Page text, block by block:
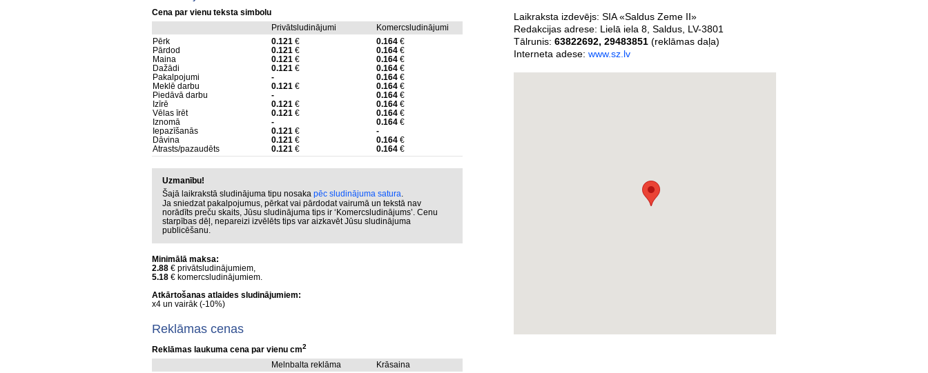
Cena par vienu teksta simbolu
Privātsludinājumi
Komercsludinājumi
Pērk
0.121 € 0.164 €
Pārdod
0.121 € 0.164 €
Maina
0.121 € 0.164 €
Dažādi
0.121 € 0.164 €
Pakalpojumi
- 0.164 €
Meklē darbu
0.121 € 0.164 €
Piedāvā darbu
- 0.164 €
Izīrē
0.121 € 0.164 €
Vēlas īrēt
0.121 € 0.164 €
Iznomā
- 0.164 €
Iepazīšanās
0.121 €
-
Dāvina
0.121 € 0.164 €
Atrasts/pazaudēts
0.121 € 0.164 €
Uzmanību!
Šajā laikrakstā sludinājuma tipu nosaka pēc sludinājuma satura.
Ja sniedzat pakalpojumus, pērkat vai pārdodat vairumā un tekstā nav
norādīts preču skaits, Jūsu sludinājuma tips ir ‘Komercsludinājums’. Cenu
starpības dēļ, nepareizi izvēlēts tips var aizkavēt Jūsu sludinājuma
publicēšanu.
Minimālā maksa:
2.88 € privātsludinājumiem,
5.18 € komercsludinājumiem.
Atkārtošanas atlaides sludinājumiem:
x4 un vairāk (-10%)
Reklāmas cenas
Reklāmas laukuma cena par vienu cm2
Melnbalta reklāma
Krāsaina
Laikraksta izdevējs: SIA «Saldus Zeme II»
Redakcijas adrese: Lielā iela 8 Saldus LV-3801
Tālrunis: 63822692, 29483851 (reklāmas daļa)
Interneta adese: www.sz.lv